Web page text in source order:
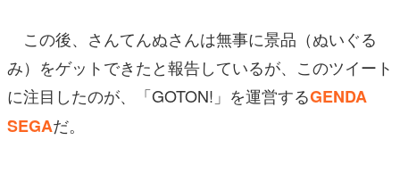
この後、さんてんぬさんは無事に景品（ぬいぐる
み）をゲットできたと報告しているが、このツイート
に注目したのが、「GOTON!」を運営するGENDA
SEGAだ。